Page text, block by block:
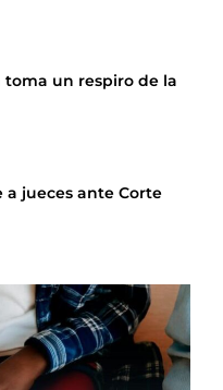
toma un respiro de la
a jueces ante Corte